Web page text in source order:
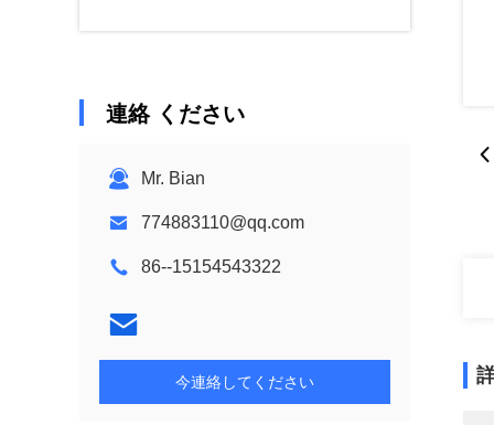
連絡 ください
Mr. Bian
774883110@qq.com
86--15154543322
今連絡してください